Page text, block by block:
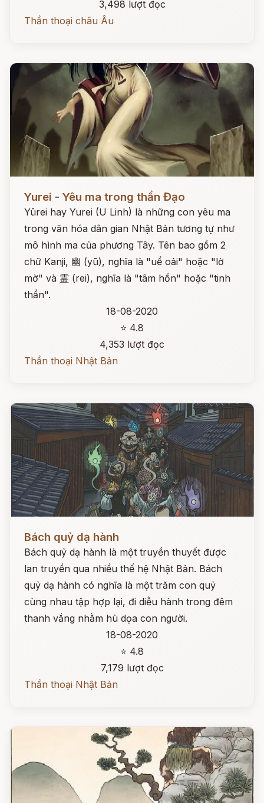
3,498 lượt đọc
Thần thoại châu Âu
Yurei - Yêu ma trong thần Đạo
Yūrei hay Yurei (U Linh) là những con yêu ma
trong văn hóa dân gian Nhật Bản tương tự như
mô hình ma của phương Tây. Tên bao gồm 2
chữ Kanji, 幽 (yū), nghĩa là "uể oải" hoặc "lờ
mờ" và 霊 (rei), nghĩa là "tâm hồn" hoặc "tinh
thần".
18-08-2020
⭐ 4.8
4,353 lượt đọc
Thần thoại Nhật Bản
Bách quỷ dạ hành
Bách quỷ dạ hành là một truyền thuyết được
lan truyền qua nhiều thế hệ Nhật Bản. Bách
quỷ dạ hành có nghĩa là một trăm con quỷ
cùng nhau tập hợp lại, đi diễu hành trong đêm
thanh vắng nhằm hù dọa con người.
18-08-2020
⭐ 4.8
7,179 lượt đọc
Thần thoại Nhật Bản